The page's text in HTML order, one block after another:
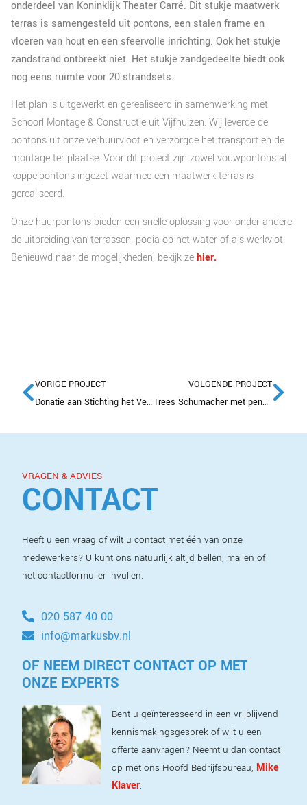
onderdeel van Koninklijk Theater Carré. Dit stukje maatwerk
terras is samengesteld uit pontons, een stalen frame en
vloeren van hout en een sfeervolle inrichting. Ook het stukje
zandstrand ontbreekt niet. Het stukje zandgedeelte biedt ook
nog eens ruimte voor 20 strandsets.
Het plan is uitgewerkt en gerealiseerd in samenwerking met
Schoorl Montage & Constructie uit Vijfhuizen. Wij leverde de
pontons uit onze verhuurvloot en verzorgde het transport en de
montage ter plaatse. Voor dit project zijn zowel vouwpontons al
koppelpontons ingezet waarmee een maatwerk-terras is
gerealiseerd.
Onze huurpontons bieden een snelle oplossing voor onder andere
de uitbreiding van terrassen, podia op het water of als werkvlot.
Benieuwd naar de mogelijkheden, bekijk zehier.
VORIGE PROJECT
Donatie aan Stichting het Vergeten Kind
VOLGENDE PROJECT
Trees Schumacher met pensioen
VRAGEN & ADVIES
CONTACT
Heeft u een vraag of wilt u contact met één van onze
medewerkers? U kunt ons natuurlijk altijd bellen, mailen of
het contactformulier invullen.
020 587 40 00
info@markusbv.nl
OF NEEM DIRECT CONTACT OP MET
ONZE EXPERTS
Bent u geïnteresseerd in een vrijblijvend
kennismakingsgesprek of wilt u een
offerte aanvragen? Neemt u dan contact
op met ons Hoofd Bedrijfsbureau, Mike
Klaver.